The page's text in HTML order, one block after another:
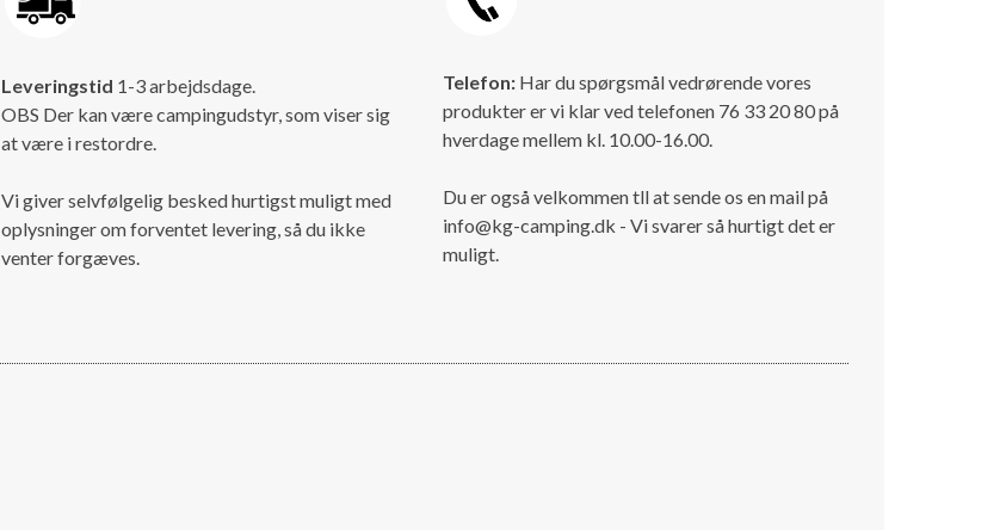
Leveringstid 1-3 arbejdsdage.
OBS Der kan være campingudstyr, som viser sig
at være i restordre.
Vi giver selvfølgelig besked hurtigst muligt med
oplysninger om forventet levering, så du ikke
venter forgæves.
Telefon: Har du spørgsmål vedrørende vores
produkter er vi klar ved telefonen 76 33 20 80 på
hverdage mellem kl. 10.00-16.00.
Du er også velkommen tll at sende os en mail på
info@kg-camping.dk - Vi svarer så hurtigt det er
muligt.